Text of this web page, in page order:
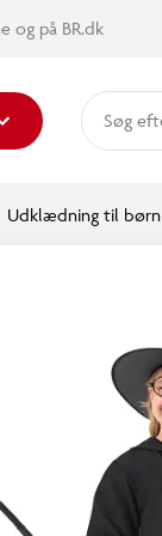
og på BR.dk
Udklædning til børn